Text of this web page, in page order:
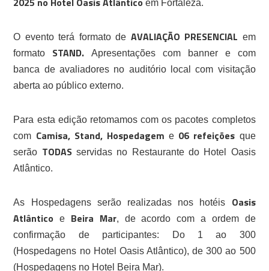
em Fortaleza.
O evento terá formato de AVALIAÇÃO PRESENCIAL em
formato STAND. Apresentações com banner e com
banca de avaliadores no auditório local com visitação
aberta ao público externo.
Para esta edição retomamos com os pacotes completos
com Camisa, Stand, Hospedagem e 06 refeições que
serão TODASservidas no Restaurante do Hotel Oasis
Atlântico.
As Hospedagens serão realizadas nos hotéis Oasis
Atlântico e Beira Mar, de acordo com a ordem de
confirmação de participantes: Do 1 ao 300
(Hospedagens no Hotel Oasis Atlântico), de 300 ao 500
(Hospedagens no Hotel Beira Mar).